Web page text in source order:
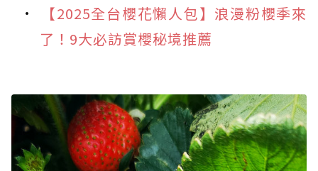
【2025全台櫻花懶人包】浪漫粉櫻季來
了！9大必訪賞櫻秘境推薦